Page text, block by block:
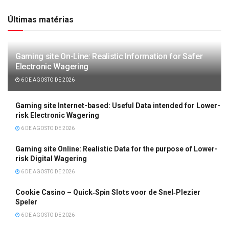
Últimas matérias
Gaming site On-Line: Realistic Information for Safer
Electronic Wagering
6 DE AGOSTO DE 2026
Gaming site Internet-based: Useful Data intended for Lower-
risk Electronic Wagering
6 DE AGOSTO DE 2026
Gaming site Online: Realistic Data for the purpose of Lower-
risk Digital Wagering
6 DE AGOSTO DE 2026
Cookie Casino – Quick‑Spin Slots voor de Snel‑Plezier
Speler
6 DE AGOSTO DE 2026